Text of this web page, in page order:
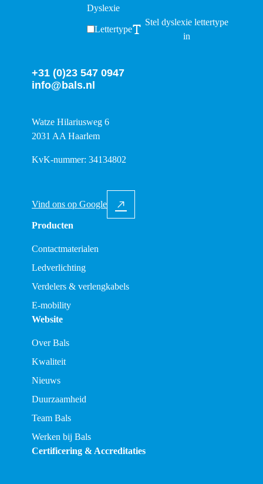
Dyslexie
Lettertype
Stel dyslexie lettertype
in
+31 (0)23 547 0947
info@bals.nl
Watze Hilariusweg 6
2031 AA Haarlem
KvK-nummer: 34134802
Vind ons op Google
Producten
Contactmaterialen
Ledverlichting
Verdelers & verlengkabels
E-mobility
Website
Over Bals
Kwaliteit
Nieuws
Duurzaamheid
Team Bals
Werken bij Bals
Certificering & Accreditaties